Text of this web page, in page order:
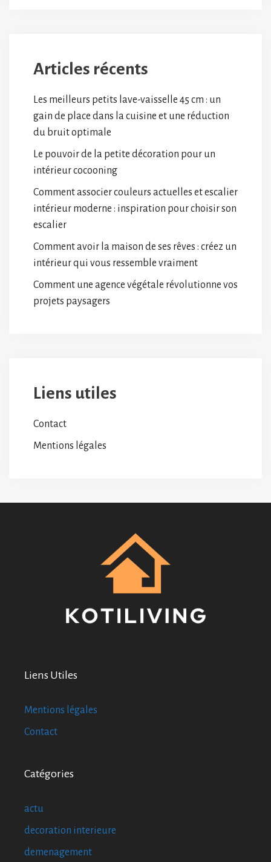
Articles récents
Les meilleurs petits lave-vaisselle 45 cm : un
gain de place dans la cuisine et une réduction
du bruit optimale
Le pouvoir de la petite décoration pour un
intérieur cocooning
Comment associer couleurs actuelles et escalier
intérieur moderne : inspiration pour choisir son
escalier
Comment avoir la maison de ses rêves : créez un
intérieur qui vous ressemble vraiment
Comment une agence végétale révolutionne vos
projets paysagers
Liens utiles
Contact
Mentions légales
Liens Utiles
Mentions légales
Contact
Catégories
actu
decoration interieure
demenagement